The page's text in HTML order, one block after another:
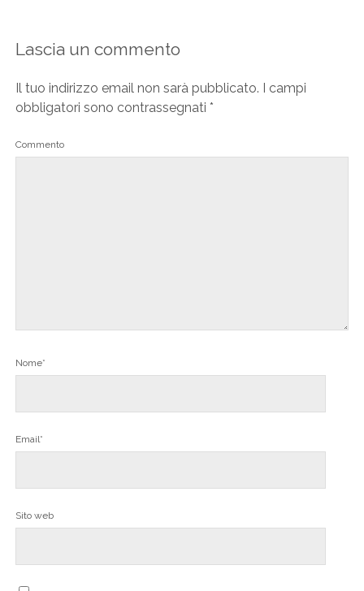
Lascia un commento
Il tuo indirizzo email non sarà pubblicato. I campi
obbligatori sono contrassegnati *
Commento
Nome*
Email*
Sito web